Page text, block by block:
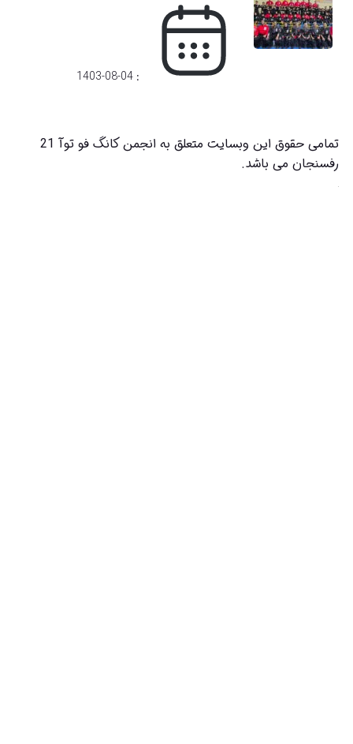
: 1403-08-04
تمامی حقوق این وبسایت متعلق به انجمن کانگ فو توآ 21
رفسنجان می باشد.